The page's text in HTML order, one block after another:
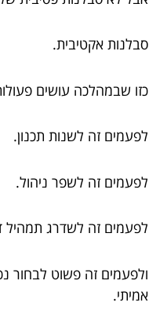
סבלנות אקטיבית.
כזו שבמהלכה עושים
לפעמים זה לשנות תכנון.
לפעמים זה לשפר ניהול.
לפעמים זה לשדרג תמהיל
ולפעמים זה פשוט לבחור
אמיתי.